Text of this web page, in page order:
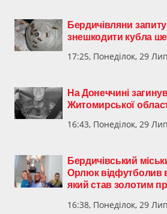
Бердичівляни
знешкодити кубла
17:25, Понеділок, 29
На Донеччині
Житомирської
16:43, Понеділок, 29
Бердичівський
Орлюк відфутболив
який став золотим
16:38, Понеділок, 29